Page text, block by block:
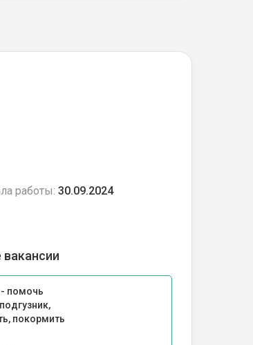
работы: 30.09.2024
помочь
покормить